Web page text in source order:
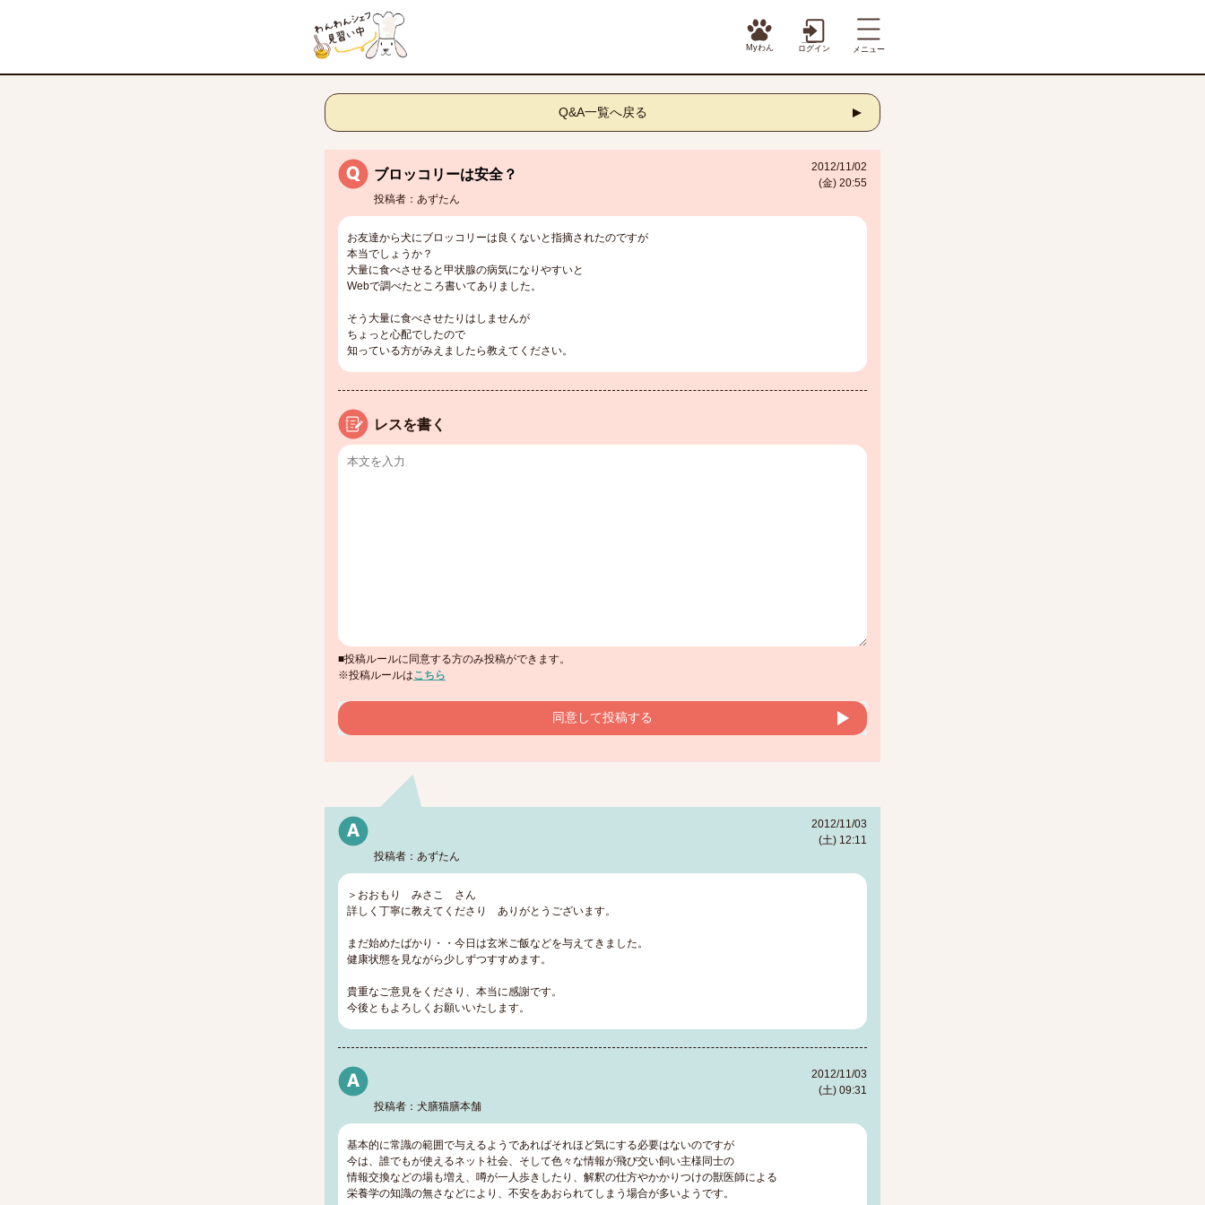
Myわん ログイン メニュー
Q&A一覧へ戻る
ブロッコリーは安全？
2012/11/02
(金) 20:55
投稿者：あずたん
お友達から犬にブロッコリーは良くないと指摘されたのですが
本当でしょうか？
大量に食べさせると甲状腺の病気になりやすいと
Webで調べたところ書いてありました。
そう大量に食べさせたりはしませんが
ちょっと心配でしたので
知っている方がみえましたら教えてください。
レスを書く
■投稿ルールに同意する方のみ投稿ができます。
※投稿ルールはこちら
同意して投稿する
2012/11/03
(土) 12:11
投稿者：あずたん
＞おおもり みさこ さん
詳しく丁寧に教えてくださり ありがとうございます。
まだ始めたばかり・・今日は玄米ご飯などを与えてきました。
健康状態を見ながら少しずつすすめます。
貴重なご意見をくださり、本当に感謝です。
今後ともよろしくお願いいたします。
2012/11/03
(土) 09:31
投稿者：犬膳猫膳本舗
基本的に常識の範囲で与えるようであればそれほど気にする必要はないのですが
今は、誰でもが使えるネット社会、そして色々な情報が飛び交い飼い主様同士の
情報交換などの場も増え、噂が一人歩きしたり、解釈の仕方やかかりつけの獣医師による
栄養学の知識の無さなどにより、不安をあおられてしまう場合が多いようです。